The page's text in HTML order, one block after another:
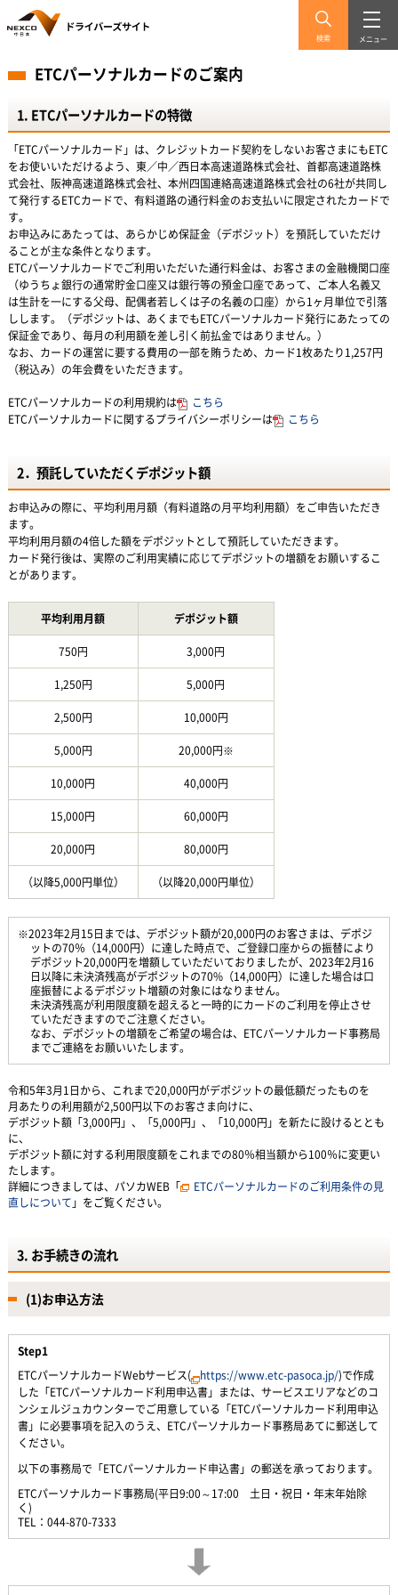
検索 メニュー
ETCパーソナルカードのご案内
1. ETCパーソナルカードの特徴
「ETCパーソナルカード」は、クレジットカード契約をしないお客さまにもETC
をお使いいただけるよう、東／中／西日本高速道路株式会社、首都高速道路株
式会社、阪神高速道路株式会社、本州四国連絡高速道路株式会社の6社が共同し
て発行するETCカードで、有料道路の通行料金のお支払いに限定されたカードで
す。
お申込みにあたっては、あらかじめ保証金（デポジット）を預託していただけ
ることが主な条件となります。
ETCパーソナルカードでご利用いただいた通行料金は、お客さまの金融機関口座
（ゆうちょ銀行の通常貯金口座又は銀行等の預金口座であって、ご本人名義又
は生計を一にする父母、配偶者若しくは子の名義の口座）から1ヶ月単位で引落
しします。（デポジットは、あくまでもETCパーソナルカード発行にあたっての
保証金であり、毎月の利用額を差し引く前払金ではありません。）
なお、カードの運営に要する費用の一部を賄うため、カード1枚あたり1,257円
（税込み）の年会費をいただきます。
ETCパーソナルカードの利用規約は
こちら
ETCパーソナルカードに関するプライバシーポリシーは
こちら
2．預託していただくデポジット額
お申込みの際に、平均利用月額（有料道路の月平均利用額）をご申告いただき
ます。
平均利用月額の4倍した額をデポジットとして預託していただきます。
カード発行後は、実際のご利用実績に応じてデポジットの増額をお願いするこ
とがあります。
平均利用月額 デポジット額
750円 3,000円
1,250円 5,000円
2,500円 10,000円
5,000円 20,000円※
10,000円 40,000円
15,000円 60,000円
20,000円 80,000円
（以降5,000円単位） （以降20,000円単位）
※2023年2月15日までは、デポジット額が20,000円のお客さまは、デポジ
ットの70％（14,000円）に達した時点で、ご登録口座からの振替により
デポジット20,000円を増額していただいておりましたが、2023年2月16
日以降に未決済残高がデポジットの70%（14,000円）に達した場合は口
座振替によるデポジット増額の対象にはなりません。
未決済残高が利用限度額を超えると一時的にカードのご利用を停止させ
ていただきますのでご注意ください。
なお、デポジットの増額をご希望の場合は、ETCパーソナルカード事務局
までご連絡をお願いいたします。
令和5年3月1日から、これまで20,000円がデポジットの最低額だったものを
月あたりの利用額が2,500円以下のお客さま向けに、
デポジット額「3,000円」、「5,000円」、「10,000円」を新たに設けるととも
に、
デポジット額に対する利用限度額をこれまでの80％相当額から100％に変更い
たします。
詳細につきましては、パソカWEB「
ETCパーソナルカードのご利用条件の見
直しについて 」をご覧ください。
3. お手続きの流れ
(1)お申込方法
Step1
ETCパーソナルカードWebサービス( https://www.etc-pasoca.jp/)で作成
した「ETCパーソナルカード利用申込書」または、サービスエリアなどのコ
ンシェルジュカウンターでご用意している「ETCパーソナルカード利用申込
書」に必要事項を記入のうえ、ETCパーソナルカード事務局あてに郵送して
ください。
以下の事務局で「ETCパーソナルカード申込書」の郵送を承っております。
ETCパーソナルカード事務局(平日9:00～17:00 土日・祝日・年末年始除
く)
TEL：044-870-7333